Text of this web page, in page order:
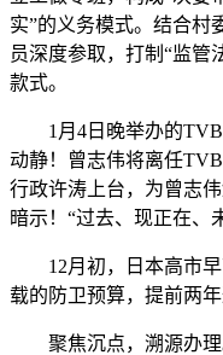
实”的义务模式。结合村
员深度参取，打制“监管
款式。
1月4日晚举办的TVB
动静！曾志伟将离任
行政许涛上台，为曾志
暗示！“过去、现正在、
12月初，日本高市早
载的防卫预算，提前两年
聚焦沉点，溯源办理